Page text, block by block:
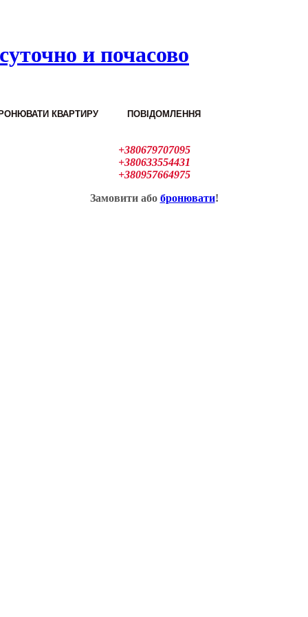
и почасово
КВАРТИРУ ПОВІДОМЛЕННЯ
+380679707095
+380633554431
+380957664975
Замовити або бронювати!